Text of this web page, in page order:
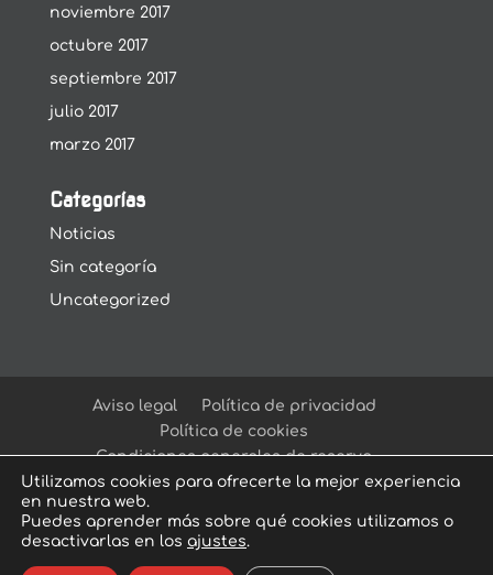
noviembre 2017
octubre 2017
septiembre 2017
julio 2017
marzo 2017
Categorías
Noticias
Sin categoría
Uncategorized
Aviso legal
Política de privacidad
Política de cookies
Condiciones generales de reserva
© Arcadia Escape Room| Escape Room en
Utilizamos cookies para ofrecerte la mejor experiencia
en nuestra web.
Puedes aprender más sobre qué cookies utilizamos o
desactivarlas en los ajustes.